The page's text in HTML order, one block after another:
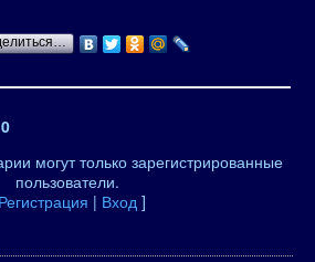
0
могут только зарегистрированные
пользователи.
Регистрация | Вход ]